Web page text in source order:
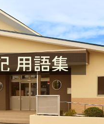
用語集